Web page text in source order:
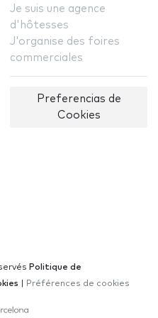
Je suis une agence
d'hôtesses
J'organise des foires
commerciales
Preferencias de
Cookies
Politique de
Préférences de cookies